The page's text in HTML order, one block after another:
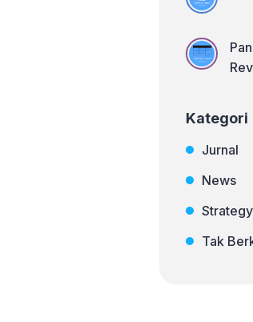
Kategori
Jurnal
News
Strategy
Tak